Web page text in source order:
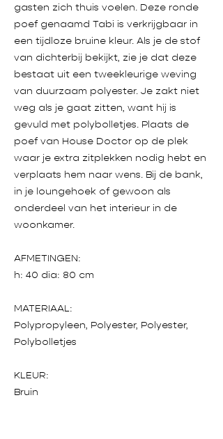
gasten zich thuis voelen. Deze ronde
poef genaamd Tabi is verkrijgbaar in
een tijdloze bruine kleur. Als je de stof
van dichterbij bekijkt, zie je dat deze
bestaat uit een tweekleurige weving
van duurzaam polyester. Je zakt niet
weg als je gaat zitten, want hij is
gevuld met polybolletjes. Plaats de
poef van House Doctor op de plek
waar je extra zitplekken nodig hebt en
verplaats hem naar wens. Bij de bank,
in je loungehoek of gewoon als
onderdeel van het interieur in de
woonkamer.
AFMETINGEN:
h: 40 dia: 80 cm
MATERIAAL:
Polypropyleen, Polyester, Polyester,
Polybolletjes
KLEUR:
Bruin